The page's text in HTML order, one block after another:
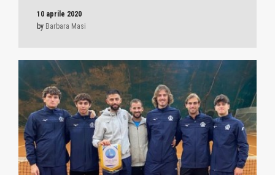
10 aprile 2020
by Barbara Masi